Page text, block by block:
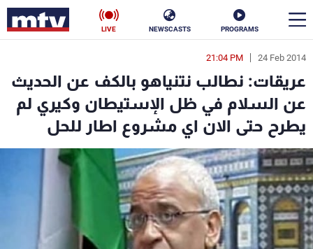
PROGRAMS
NEWSCASTS
LIVE
24 Feb 2014
21:04 PM
عريقات: نطالب نتنياهو بالكف عن الحديث
عن السلام في ظل الإستيطان وكيري لم
يطرح حتى الان اي مشروع اطار للحل
en
الأخبار
سياسة ناس
إقتصاد فن
منوعات رياضة
كأس العالم